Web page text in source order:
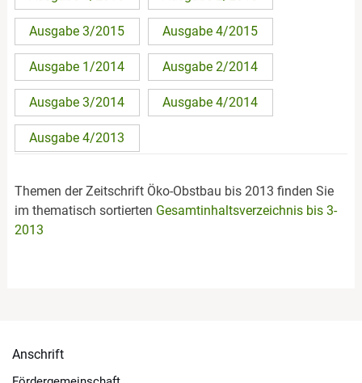
Ausgabe 3/2015 Ausgabe 4/2015
Ausgabe 1/2014 Ausgabe 2/2014
Ausgabe 3/2014 Ausgabe 4/2014
Ausgabe 4/2013
Themen der Zeitschrift Öko-Obstbau bis 2013 finden Sie
im thematisch sortierten Gesamtinhaltsverzeichnis bis 3-
2013
Anschrift